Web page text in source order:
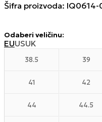
Šifra proizvoda: IQ0614-
Odaberi veličinu:
EUUSUK
38.5 39
41 42
44 44.5